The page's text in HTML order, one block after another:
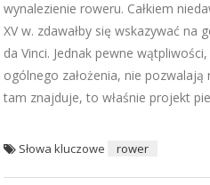
wynalezienie roweru. Całkiem
XV w. zdawałby się wskazywać na
da Vinci. Jednak pewne
ogólnego założenia, nie
tam znajduje, to właśnie projekt
Słowa kluczowe rower